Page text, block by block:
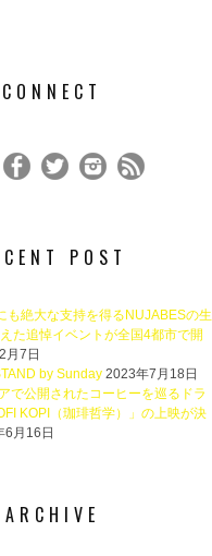
CONNECT
POST
も絶大な支持を得るNUJABESの生
た追悼イベントが全国4都市で開
月7日
by Sunday 2023年7月18日
で公開されたコーヒーを巡るドラ
KOPI（珈琲哲学）」の上映が決
6月16日
ARCHIVE